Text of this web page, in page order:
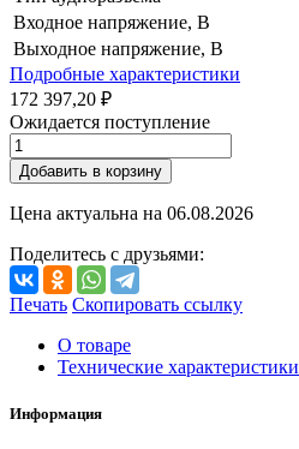
Входное напряжение, В
Выходное напряжение, В
Подробные характеристики
172 397,20 ₽
Ожидается поступление
Добавить в корзину
Цена актуальна на 06.08.2026
Поделитесь с друзьями:
Печать Скопировать ссылку
О товаре
Технические характеристики
Информация